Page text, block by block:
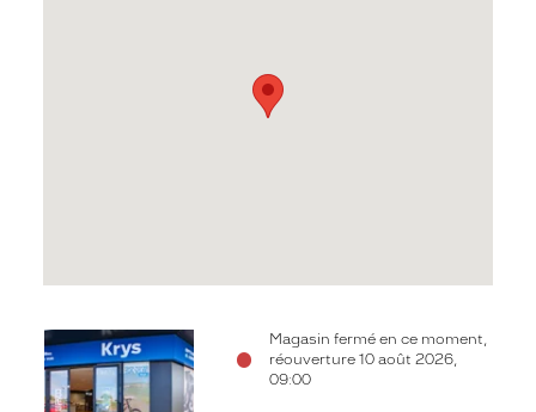
Magasin fermé en ce moment,
réouverture 10 août 2026,
09:00
Voir
la
fiche